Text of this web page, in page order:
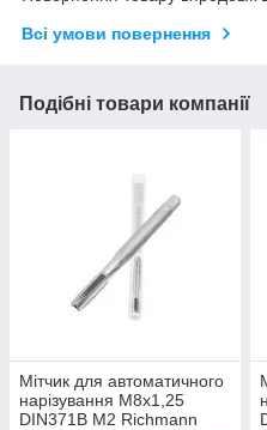
Всі умови повернення
Подібні товари компанії
Мітчик для автоматичного
нарізування M8х1,25
DIN371B М2 Richmann